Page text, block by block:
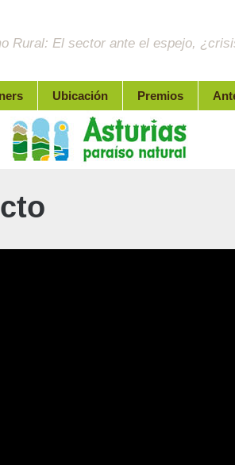
Rural: El sector ante el espejo,
Ubicación Premios